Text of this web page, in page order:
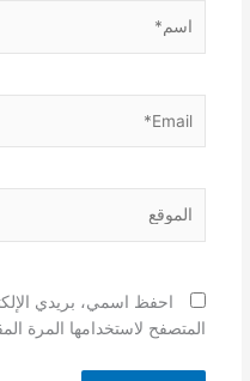
احفظ اسمي، بريدي
المتصفح لاستخدامها المرة